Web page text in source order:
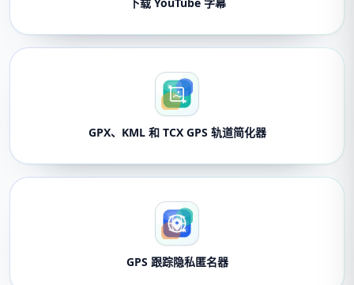
GPX、KML 和 TCX GPS 轨道简化器
GPS 跟踪隐私匿名器